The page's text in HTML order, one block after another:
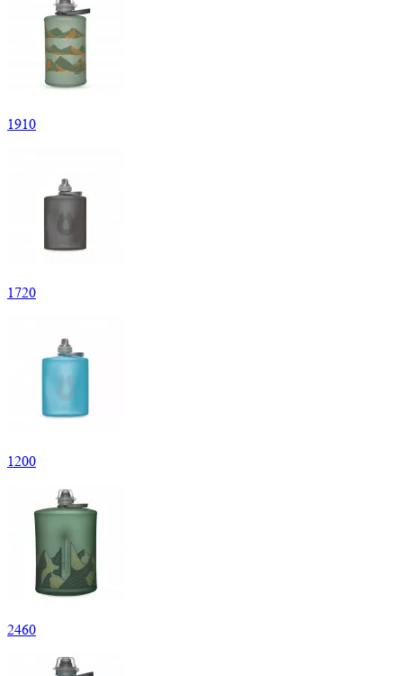
1910
1720
1200
2460